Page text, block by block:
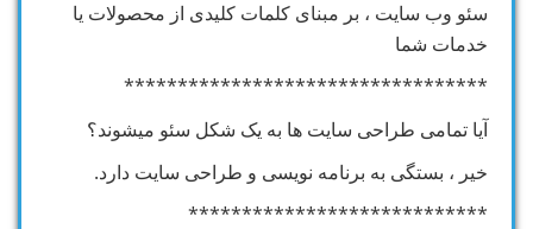
سئو وب سایت ، بر مبنای کلمات کلیدی از محصولات یا
خدمات شما
**********************************
آیا تمامی طراحی سایت ها به یک شکل سئو میشوند؟
خیر ، بستگی به برنامه نویسی و طراحی سایت دارد.
****************************